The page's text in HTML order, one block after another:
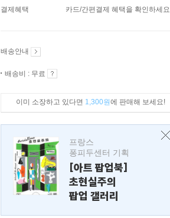
결제혜택 카드/간편결제 혜택을 확인하세요
배송안내
배송비 : 무료
이미 소장하고 있다면 1,300원에 판매해 보세요!
프랑스
퐁피두센터 기획
[아트 팝업북]
초현실주의
팝업 갤러리